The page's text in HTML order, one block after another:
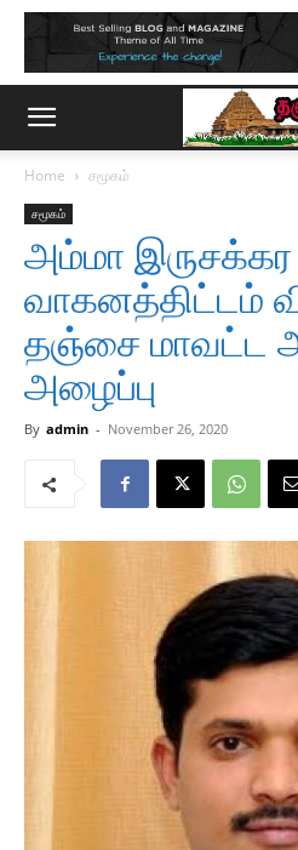
Home சமூகம்
சமூகம்
அம்மா இருசக்கர
வாகனத்திட்டம்
தஞ்சை மாவட்ட
அழைப்பு
By admin - November 26, 2020